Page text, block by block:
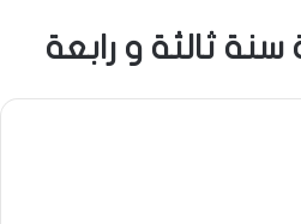
سنة ثالثة و رابعة